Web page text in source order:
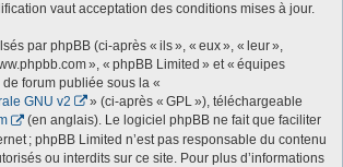
vaut acceptation des conditions mises à jour.
par phpBB (ci-après « ils », « eux », « leur »,
», « phpBB Limited » et « équipes
forum publiée sous la «
GNU v2
» (ci-après « GPL »), téléchargeable
(en anglais). Le logiciel phpBB ne fait que faciliter
; phpBB Limited n’est pas responsable du contenu
ou interdits sur ce site. Pour plus d’informations